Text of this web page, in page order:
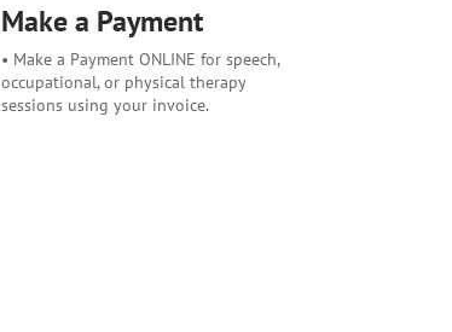
Make a Payment
• Make a Payment ONLINE for speech,
occupational, or physical therapy
sessions using your invoice.